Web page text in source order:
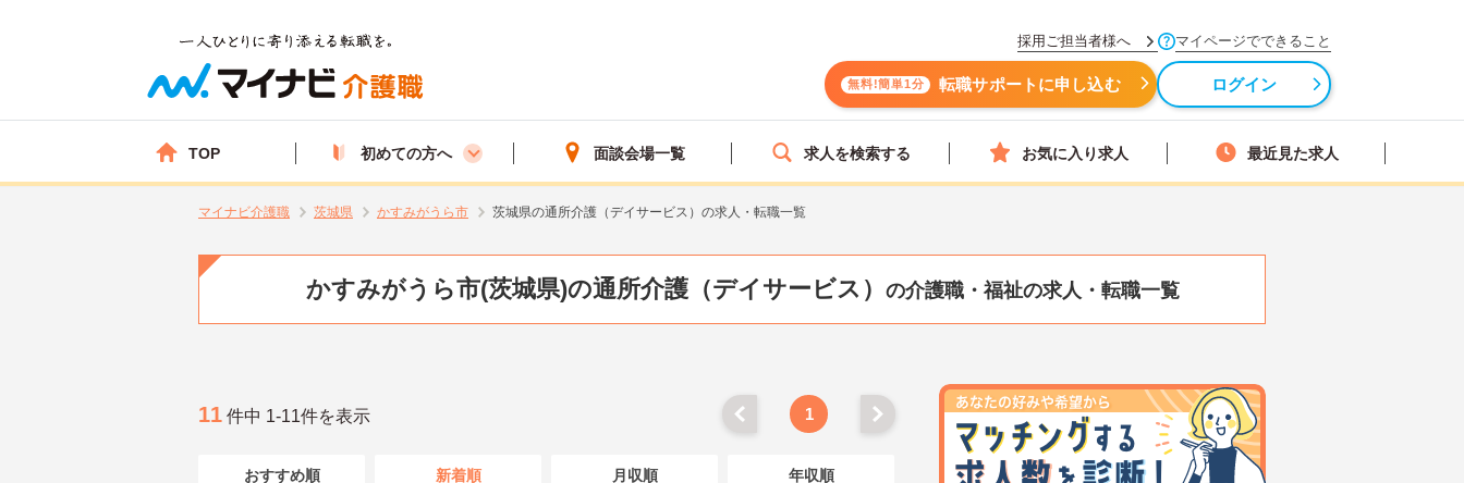
採用ご担当者様へ マイページでできること
無料!簡単1分 転職サポートに申し込む ログイン
TOP 初めての方へ 面談会場一覧 求人を検索する お気に入り求人 最近見た求人
マイナビ介護職 茨城県 かすみがうら市 茨城県の通所介護（デイサービス）の求人・転職一覧
かすみがうら市(茨城県)の通所介護（デイサービス） の介護職・福祉の求人・転職一覧
11 件中 1-11件を表示 1
おすすめ順 新着順 月収順 年収順